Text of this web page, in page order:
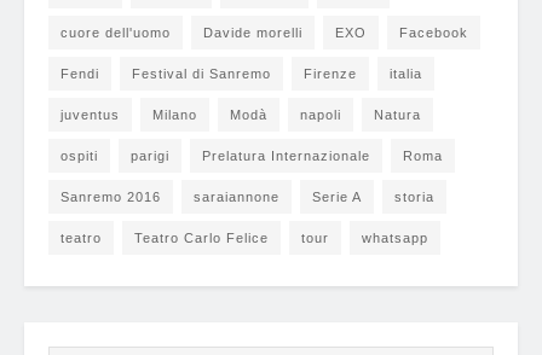
cuore dell'uomo Davide morelli EXO Facebook
Fendi Festival di Sanremo Firenze italia
juventus Milano Modà napoli Natura
ospiti parigi Prelatura Internazionale Roma
Sanremo 2016 saraiannone Serie A storia
teatro Teatro Carlo Felice tour whatsapp